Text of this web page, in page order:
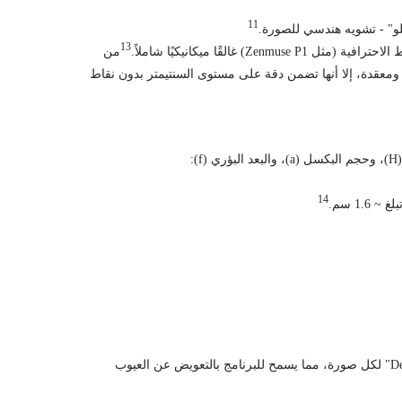
- تشويه هندسي للصورة.11
13من
الرغم من أنها باهظة الثمن ومعقدة، إلا أنها تضمن دقة على مستوى السنتيمتر بدون نقاط
14
تتم معايرة كل عدسة رسم خرائط بدقة قبل مغادرة المصنع. يتم تخزين معاملات التشويه (القطري والعرضي) في البيانات الوصفية "Dewarpdata" لكل صورة، مما يسمح للبرنامج بالتعويض عن العيوب